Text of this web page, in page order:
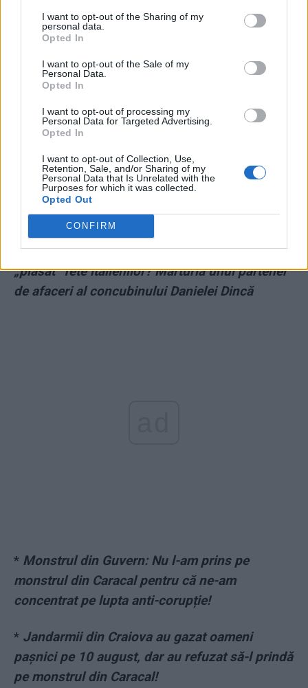
I want to opt-out of the Sharing of my
personal data.
Opted In
I want to opt-out of the Sale of my
Personal Data.
Opted In
I want to opt-out of processing my
Personal Data for Targeted Advertising.
Opted In
I want to opt-out of Collection, Use,
Retention, Sale, and/or Sharing of my
Personal Data that Is Unrelated with the
Purposes for which it was collected.
Opted Out
CONFIRM
pensionarea la 51 de ani! Ca să ia 12.000 de lei
pe lună, a fost demis doar din vorbe
Un criminolog analizează apelurile Alexandrei
bătută, e tratată cu o răceală dezarmantă”
Șoc în direct, la A1: „De 10 ani, Poliţia din
Caracal racolează tinere şi le duce la Belina,
pentru orgiile sexuale ale lui Paul Stănescu şi
Liviu Dragnea. Tot Caracalul ştie…”!
*Fiica monstrului din Caracal, complice la
„plasat” fete italienilor? Mărturia unui partener
de afaceri al concubinului Danielei Dincă
* Monstrul din Guvern: Nu l-am prins pe
monstrul din Caracal pentru că ne-am
concentrat pe lupta anti-corupție!
* Jandarmii din Craiova au gazat oameni
pașnici pe 10 august, dar au refuzat să-l prindă
pe monstrul din Caracal!